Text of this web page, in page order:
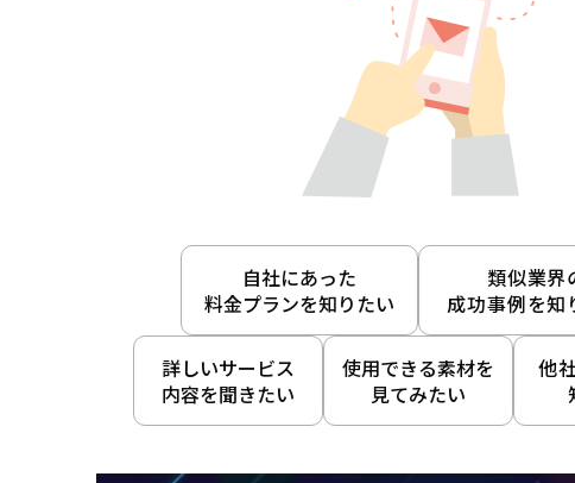
自社にあった
料金プランを知りたい
類似業界
成功事例を知
詳しいサービス
内容を聞きたい
使用できる素材を
見てみたい
他